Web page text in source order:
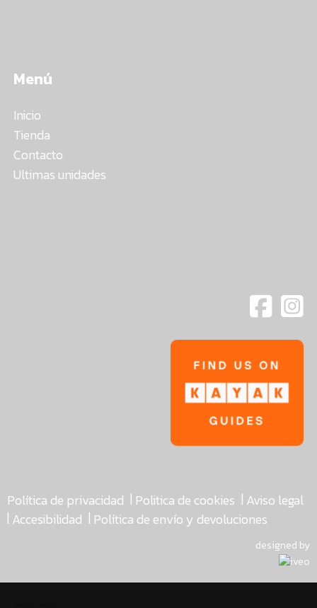
Menú
Inicio
Tienda
Contacto
Ultimas unidades
Política de privacidad | Politica de cookies | Aviso legal
| Accesibilidad | Política de envío y devoluciones
designed by